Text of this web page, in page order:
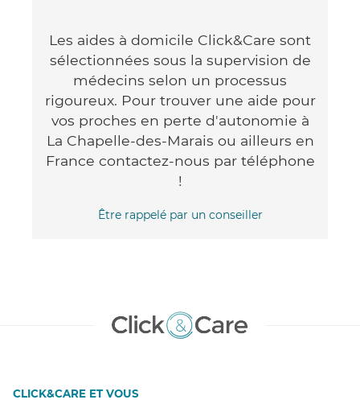
Les aides à domicile Click&Care sont
sélectionnées sous la supervision de
médecins selon un processus
rigoureux. Pour trouver une aide pour
vos proches en perte d'autonomie à
La Chapelle-des-Marais ou ailleurs en
France contactez-nous par téléphone
!
Être rappelé par un conseiller
CLICK&CARE ET VOUS